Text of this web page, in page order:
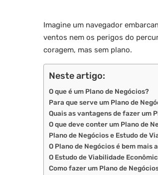
Imagine um navegador
ventos nem os perigos do
coragem, mas sem plano.
Neste artigo:
O que é um Plano de Negócios?
Para que serve um Plano de
Quais as vantagens de fazer um
O que deve conter um Plano de
Plano de Negócios e Estudo de
O Plano de Negócios é bem mais
O Estudo de Viabilidade
Como fazer um Plano de